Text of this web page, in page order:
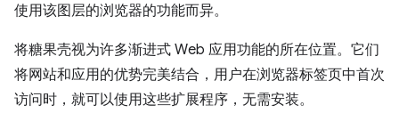
使用该图层的浏览器的功能而异。
将糖果壳视为许多渐进式 Web 应用功能的所在位置。它们
将网站和应用的优势完美结合，用户在浏览器标签页中首次
访问时，就可以使用这些扩展程序，无需安装。